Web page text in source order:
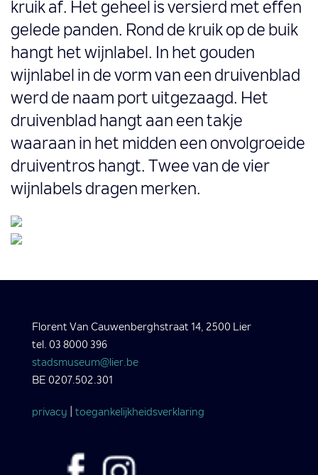
kruik af. Het geheel is versierd met effen
gelede panden. Rond de kruik op de buik
hangt het wijnlabel. In het gouden
wijnlabel in de vorm van een druivenblad
werd de naam port uitgezaagd. Het
druivenblad hangt aan een takje
waaraan in het midden een onvolgroeide
druiventros hangt. Twee van de vier
wijnlabels dragen merken.
Florent Van Cauwenberghstraat 14, 2500 Lier
tel. 03 8000 396
stadsmuseum@lier.be
BE 0207.502.301
privacy toegankelijkheidsverklaring